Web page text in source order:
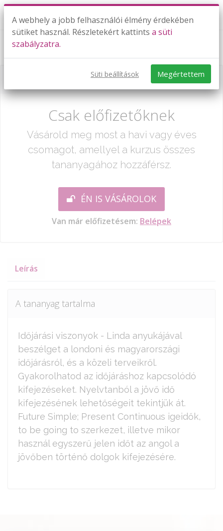
Már csak egy lépés:
Csak előfizetőknek
Vásárold meg most a havi vagy éves
csomagot, amellyel a kurzus összes
tananyagához hozzáférsz.
ÉN IS VÁSÁROLOK
Van már előfizetésem: Belépek
Leírás
A tananyag tartalma
Időjárási viszonyok - Linda anyukájával
beszélget a londoni és magyarországi
időjárásról, és a közeli terveikről.
Gyakorolhatod az időjáráshoz kapcsolódó
kifejezéseket. Nyelvtanból a jövő idő
kifejezésének lehetőségeit tekintjük át.
Future Simple; Present Continuous igeidők,
to be going to szerkezet, illetve mikor
használ egyszerű jelen időt az angol a
jövőben történő dolgok kifejezésére.
A webhely a jobb felhasználói élmény érdekében
sütiket használ. Részletekért kattints a süti
szabályzatra.
Süti beállítások Megértettem